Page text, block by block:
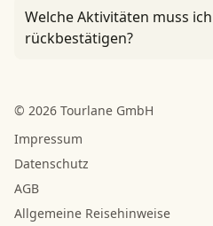
Welche Aktivitäten muss
rückbestätigen?
© 2026 Tourlane GmbH
Impressum
Datenschutz
AGB
Allgemeine Reisehinweise